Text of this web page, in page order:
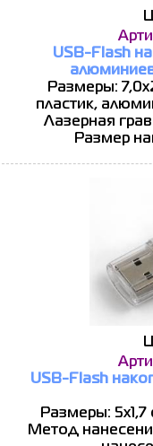
USB-Flash
Размеры:
пластик,
Лазерная
Размер
USB-Flash
Размеры:
Метод